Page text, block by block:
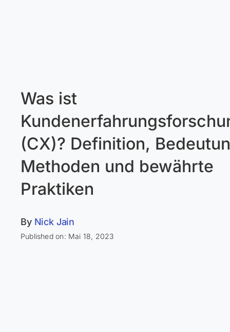
Was ist
(CX)? Definition,
Methoden und bewährte
Praktiken
By Nick Jain
Published on: Mai 18, 2023